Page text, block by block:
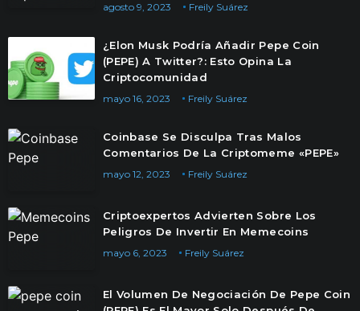
Freily Suárez
agosto 9, 2023
¿Elon Musk Podría Añadir Pepe Coin
(PEPE) A Twitter?: Esto Opina La
Criptocomunidad
Freily Suárez
mayo 16, 2023
Coinbase Se Disculpa Tras Malos
Comentarios De La Criptomeme «PEPE»
Freily Suárez
mayo 12, 2023
Criptoexpertos Advierten Sobre Los
Peligros De Invertir En Memecoins
Freily Suárez
mayo 6, 2023
El Volumen De Negociación De Pepe Coin